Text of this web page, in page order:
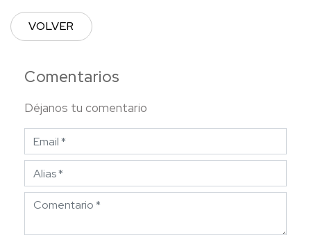
Comentarios
Déjanos tu comentario
VOLVER